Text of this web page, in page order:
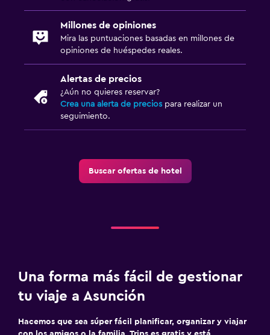
Millones de opiniones
Mira las puntuaciones basadas en millones de
opiniones de huéspedes reales.
Alertas de precios
¿Aún no quieres reservar?
Crea una alerta de precios para realizar un
seguimiento.
Buscar ofertas de hotel
Una forma más fácil de gestionar
tu viaje a Asunción
Hacemos que sea súper fácil planificar, organizar y viajar